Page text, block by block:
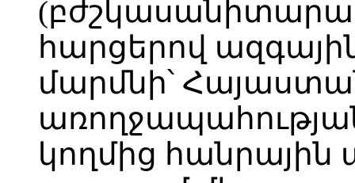
հարցերով
մարմնի՝
կողմից